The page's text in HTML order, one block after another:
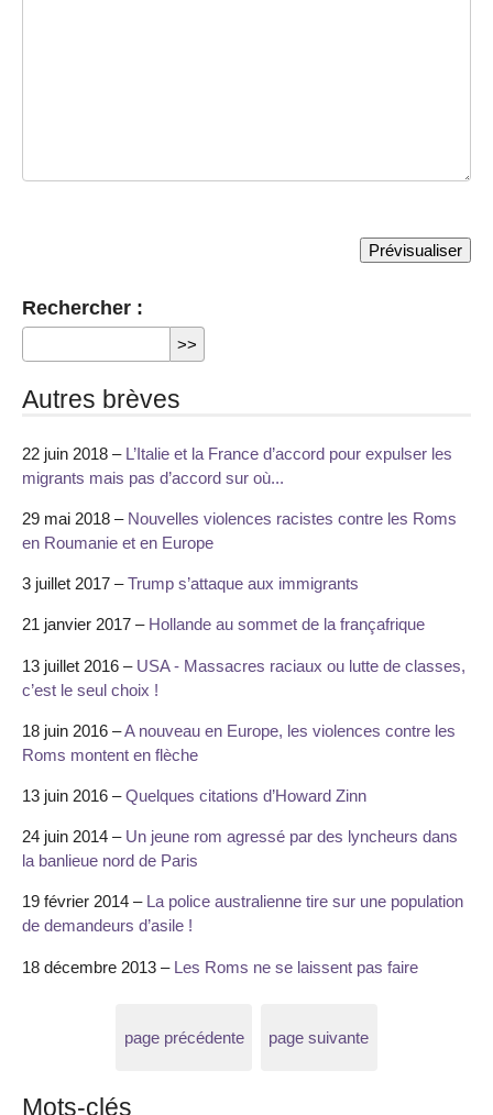
Rechercher :
Autres brèves
22 juin 2018 – L’Italie et la France d’accord pour expulser les
migrants mais pas d’accord sur où...
29 mai 2018 – Nouvelles violences racistes contre les Roms
en Roumanie et en Europe
3 juillet 2017 –Trump s’attaque aux immigrants
21 janvier 2017 – Hollande au sommet de la françafrique
13 juillet 2016 – USA - Massacres raciaux ou lutte de classes,
c’est le seul choix !
18 juin 2016 –A nouveau en Europe, les violences contre les
Roms montent en flèche
13 juin 2016 –Quelques citations d’Howard Zinn
24 juin 2014 – Un jeune rom agressé par des lyncheurs dans
la banlieue nord de Paris
19 février 2014 – La police australienne tire sur une population
de demandeurs d’asile !
18 décembre 2013 – Les Roms ne se laissent pas faire
page précédente page suivante
Mots-clés